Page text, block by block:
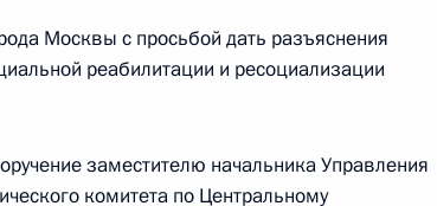
Москвы с просьбой дать разъяснения
реабилитации и ресоциализации
заместителю начальника Управления
комитета по Центральному